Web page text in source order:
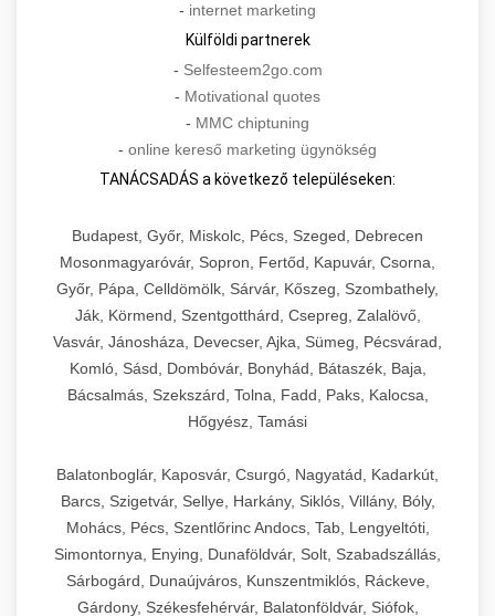
- internet marketing
Külföldi partnerek
- Selfesteem2go.com
- Motivational quotes
- MMC chiptuning
- online kereső marketing ügynökség
TANÁCSADÁS a következő településeken:
Budapest, Győr, Miskolc, Pécs, Szeged, Debrecen
Mosonmagyaróvár, Sopron, Fertőd, Kapuvár, Csorna,
Győr, Pápa, Celldömölk, Sárvár, Kőszeg, Szombathely,
Ják, Körmend, Szentgotthárd, Csepreg, Zalalövő,
Vasvár, Jánosháza, Devecser, Ajka, Sümeg, Pécsvárad,
Komló, Sásd, Dombóvár, Bonyhád, Bátaszék, Baja,
Bácsalmás, Szekszárd, Tolna, Fadd, Paks, Kalocsa,
Hőgyész, Tamási
Balatonboglár, Kaposvár, Csurgó, Nagyatád, Kadarkút,
Barcs, Szigetvár, Sellye, Harkány, Siklós, Villány, Bóly,
Mohács, Pécs, Szentlőrinc Andocs, Tab, Lengyeltóti,
Simontornya, Enying, Dunaföldvár, Solt, Szabadszállás,
Sárbogárd, Dunaújváros, Kunszentmiklós, Ráckeve,
Gárdony, Székesfehérvár, Balatonföldvár, Siófok,